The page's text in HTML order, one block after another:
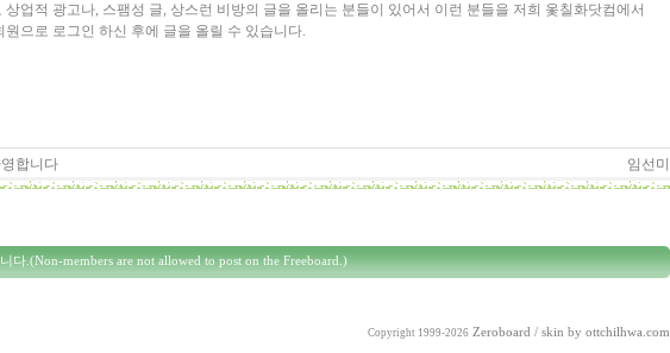
업적 광고나, 스팸성 글, 상스런 비방의 글을 올리는 분들이 있어서 이런 분들을 저희 옻칠화닷컴에서
으로 로그인 하신 후에 글을 올릴 수 있습니다.
합니다 임선미
.(Non-members are not allowed to post on the Freeboard.)
Copyright 1999-2026 Zeroboard / skin by ottchilhwa.com